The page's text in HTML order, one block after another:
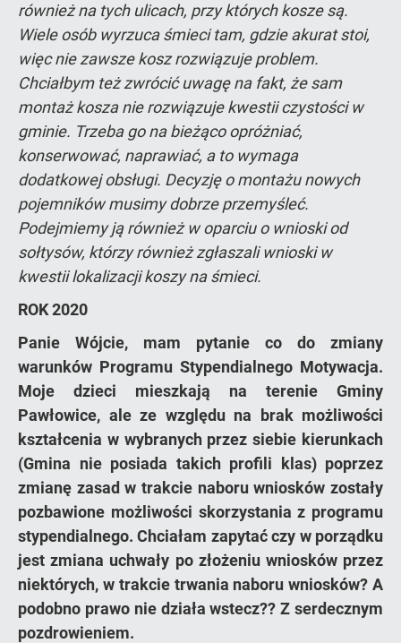
również na tych ulicach, przy których kosze są.
Wiele osób wyrzuca śmieci tam, gdzie akurat stoi,
więc nie zawsze kosz rozwiązuje problem.
Chciałbym też zwrócić uwagę na fakt, że sam
montaż kosza nie rozwiązuje kwestii czystości w
gminie. Trzeba go na bieżąco opróżniać,
konserwować, naprawiać, a to wymaga
dodatkowej obsługi. Decyzję o montażu nowych
pojemników musimy dobrze przemyśleć.
Podejmiemy ją również w oparciu o wnioski od
sołtysów, którzy również zgłaszali wnioski w
kwestii lokalizacji koszy na śmieci.
ROK 2020
Panie Wójcie, mam pytanie co do zmiany
warunków Programu Stypendialnego Motywacja.
Moje dzieci mieszkają na terenie Gminy
Pawłowice, ale ze względu na brak możliwości
kształcenia w wybranych przez siebie kierunkach
(Gmina nie posiada takich profili klas) poprzez
zmianę zasad w trakcie naboru wniosków zostały
pozbawione możliwości skorzystania z programu
stypendialnego. Chciałam zapytać czy w porządku
jest zmiana uchwały po złożeniu wniosków przez
niektórych, w trakcie trwania naboru wniosków? A
podobno prawo nie działa wstecz?? Z serdecznym
pozdrowieniem.